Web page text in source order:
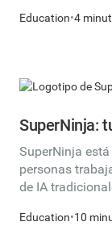
publicaciones
usuarios de
explicamos
Education•4
SuperNinja:
SuperNinja
personas
de IA
completar
Education•10